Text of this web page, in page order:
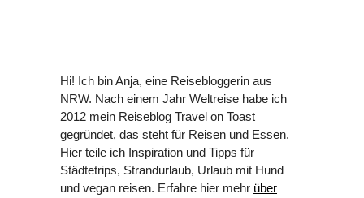
Hi! Ich bin Anja, eine Reisebloggerin aus
NRW. Nach einem Jahr Weltreise habe ich
2012 mein Reiseblog Travel on Toast
gegründet, das steht für Reisen und Essen.
Hier teile ich Inspiration und Tipps für
Städtetrips, Strandurlaub, Urlaub mit Hund
und vegan reisen. Erfahre hier mehr über